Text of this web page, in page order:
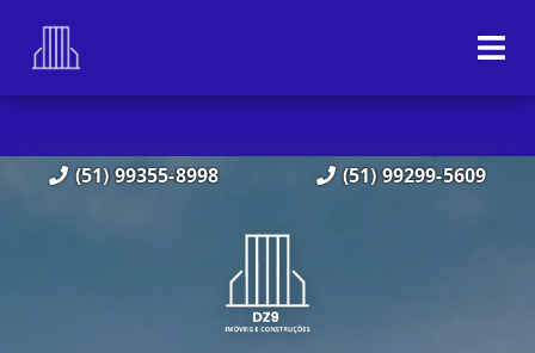
(51) 99355-8998 (51) 99299-5609